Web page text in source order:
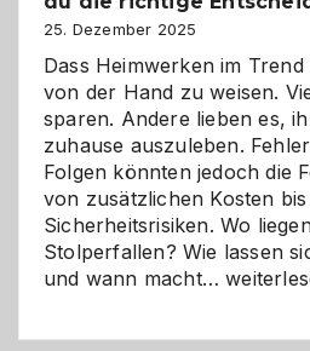
Zukunft
25. Dezember 2025
Dass Heimwerken im
von der Hand zu weisen.
sparen. Andere lieben es,
zuhause auszuleben.
Folgen könnten jedoch die
von zusätzlichen Kosten
Sicherheitsrisiken. Wo
Stolperfallen? Wie lassen
und wann macht…Selber